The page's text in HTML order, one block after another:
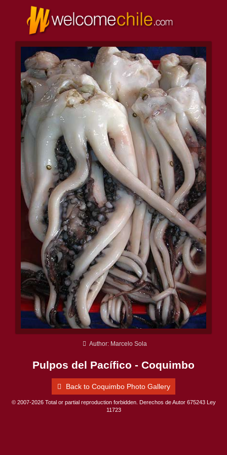
Author: Marcelo Sola
Pulpos del Pacífico - Coquimbo
Back to Coquimbo Photo Gallery
© 2007-2026 Total or partial reproduction forbidden. Derechos de Autor 675243 Ley
11723